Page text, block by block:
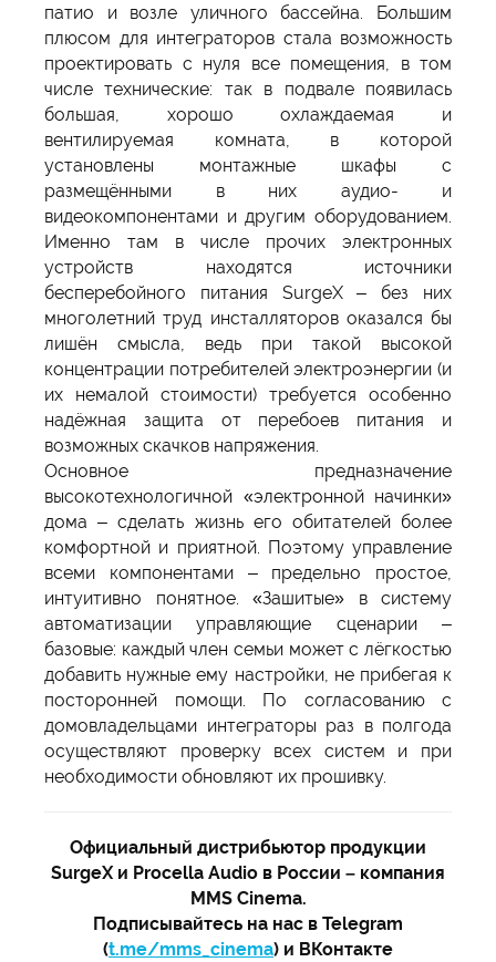
патио и возле уличного бассейна. Большим
плюсом для интеграторов стала возможность
проектировать с нуля все помещения, в том
числе технические: так в подвале появилась
большая, хорошо охлаждаемая и
вентилируемая комната, в которой
установлены монтажные шкафы с
размещёнными в них аудио- и
видеокомпонентами и другим оборудованием.
Именно там в числе прочих электронных
устройств находятся источники
бесперебойного питания SurgeX – без них
многолетний труд инсталляторов оказался бы
лишён смысла, ведь при такой высокой
концентрации потребителей электроэнергии (и
их немалой стоимости) требуется особенно
надёжная защита от перебоев питания и
возможных скачков напряжения.
Основное предназначение
высокотехнологичной «электронной начинки»
дома – сделать жизнь его обитателей более
комфортной и приятной. Поэтому управление
всеми компонентами – предельно простое,
интуитивно понятное. «Зашитые» в систему
автоматизации управляющие сценарии –
базовые: каждый член семьи может с лёгкостью
добавить нужные ему настройки, не прибегая к
посторонней помощи. По согласованию с
домовладельцами интеграторы раз в полгода
осуществляют проверку всех систем и при
необходимости обновляют их прошивку.
Официальный дистрибьютор продукции
SurgeX и Procella Audio в России – компания
MMS Cinema.
Подписывайтесь на нас в Telegram
(t.me/mms_cinema) и ВКонтакте